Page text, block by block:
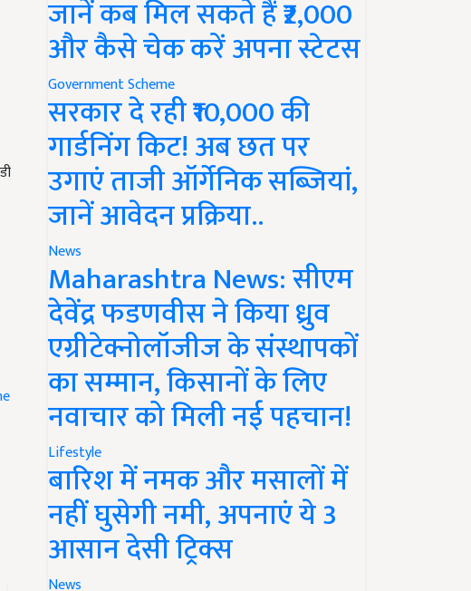
जानें कब मिल सकते हैं ₹2,000
और कैसे चेक करें अपना स्टेटस
Government Scheme
सरकार दे रही ₹10,000 की
गार्डनिंग किट! अब छत पर
उगाएं ताजी ऑर्गेनिक सब्जियां,
जानें आवेदन प्रक्रिया..
News
Maharashtra News: सीएम
देवेंद्र फडणवीस ने किया ध्रुव
एग्रीटेक्नोलॉजीज के संस्थापकों
का सम्मान, किसानों के लिए
नवाचार को मिली नई पहचान!
Lifestyle
बारिश में नमक और मसालों में
नहीं घुसेगी नमी, अपनाएं ये 3
आसान देसी ट्रिक्स
News